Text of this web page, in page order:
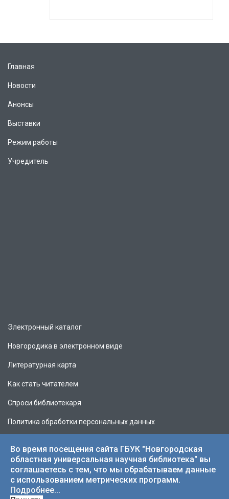
Главная
Новости
Анонсы
Выставки
Режим работы
Учредитель
Электронный каталог
Новгородика в электронном виде
Литературная карта
Как стать читателем
Спроси библиотекаря
Политика обработки персональных данных
© 2026 НОУНБ.
Во время посещения сайта ГБУК "Новгородская
областная универсальная научная библиотека" вы
соглашаетесь с тем, что мы обрабатываем данные
с использованием метрических программ.
Подробнее...